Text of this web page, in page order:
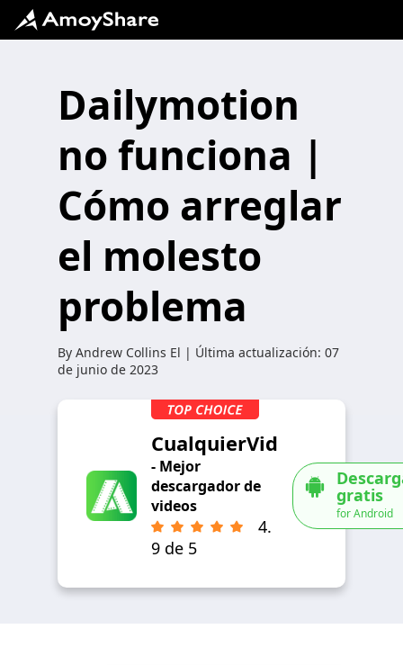
Dailymotion
no funciona |
Cómo arreglar
el molesto
problema
By Andrew Collins El | Última actualización: 07
de junio de 2023
CualquierVid
- Mejor
descargador de
videos
4.
9 de 5
gratis
for Android